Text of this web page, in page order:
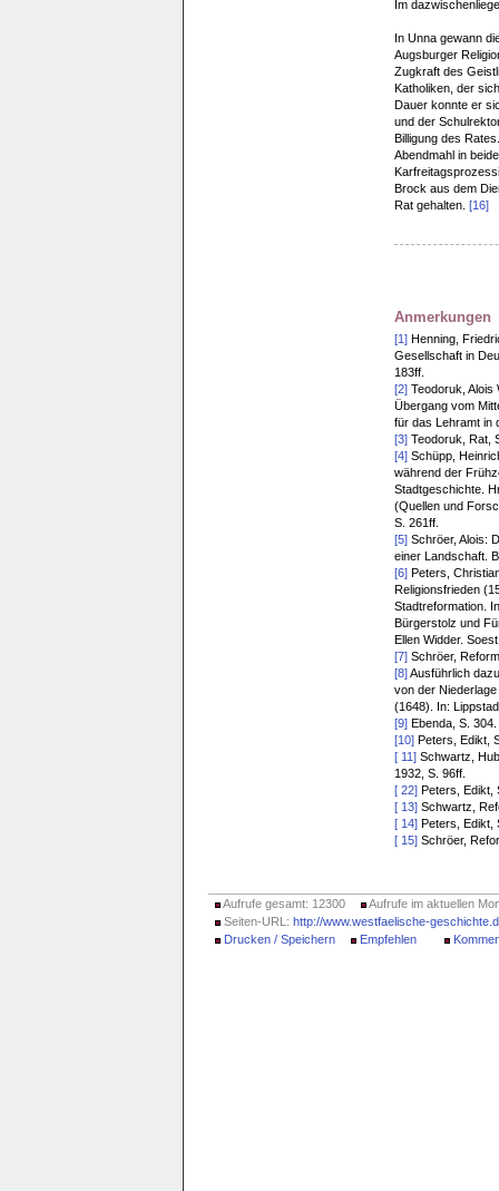
Im
In Unna gewann
Augsburger
Zugkraft des
Katholiken, der
Dauer konnte er
und der
Billigung des
Abendmahl in
Brock aus dem
Rat gehalten. [16]
Anmerkungen
[1] Henning,
Gesellschaft in
183ff.
[2] Teodoruk, Alois
Übergang vom
für das Lehramt in
[3] Teodoruk, Rat,
[4] Schüpp,
während der
Stadtgeschichte.
(Quellen und
S. 261ff.
[5] Schröer, Alois:
einer Landschaft.
[6] Peters,
Religionsfrieden
Stadtreformation.
Bürgerstolz und
Ellen Widder.
[7] Schröer,
[8] Ausführlich
von der
(1648). In:
[9] Ebenda, S. 304.
[10] Peters, Edikt,
[ 11] Schwartz,
1932, S. 96ff.
[ 22] Peters, Edikt,
[ 13] Schwartz,
[ 14] Peters, Edikt,
[ 15] Schröer,
Aufrufe gesamt: 12300
Aufrufe im aktuellen
Seiten-URL: http://www.westfaelische-
Drucken / Speichern
Empfehlen